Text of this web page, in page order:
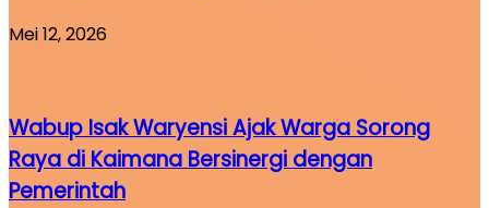
Mei 12, 2026
Wabup Isak Waryensi Ajak Warga Sorong
Raya di Kaimana Bersinergi dengan
Pemerintah